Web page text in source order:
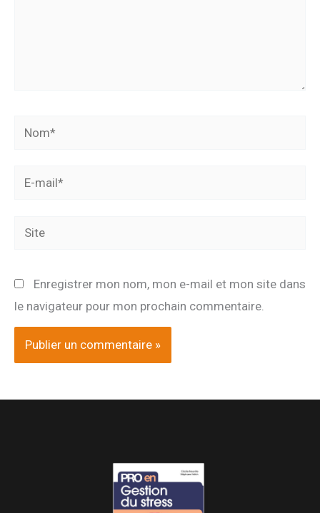
Nom*
Site
Enregistrer mon nom, mon e-mail et mon site dans
le navigateur pour mon prochain commentaire.